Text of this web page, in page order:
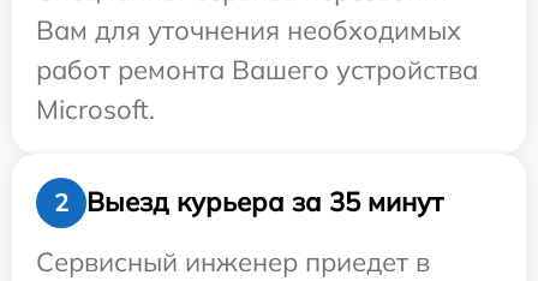
Вам для уточнения необходимых
работ ремонта Вашего устройства
Microsoft.
2
Выезд курьера за 35 минут
Сервисный инженер приедет в